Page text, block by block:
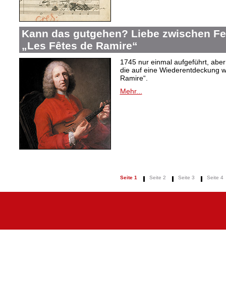
Kann das gutgehen? Liebe zwischen
„Les Fêtes de Ramire“
1745 nur einmal aufgeführt,
die auf eine Wiederentdeckung
Ramire“.
Mehr...
Seite 1 Seite 2 Seite 3 Seite 4